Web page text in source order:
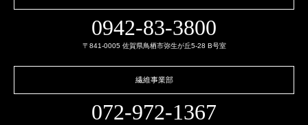
0942-83-3800
〒841-0005 佐賀県鳥栖市弥生が丘5-28 B号室
繊維事業部
072-972-1367